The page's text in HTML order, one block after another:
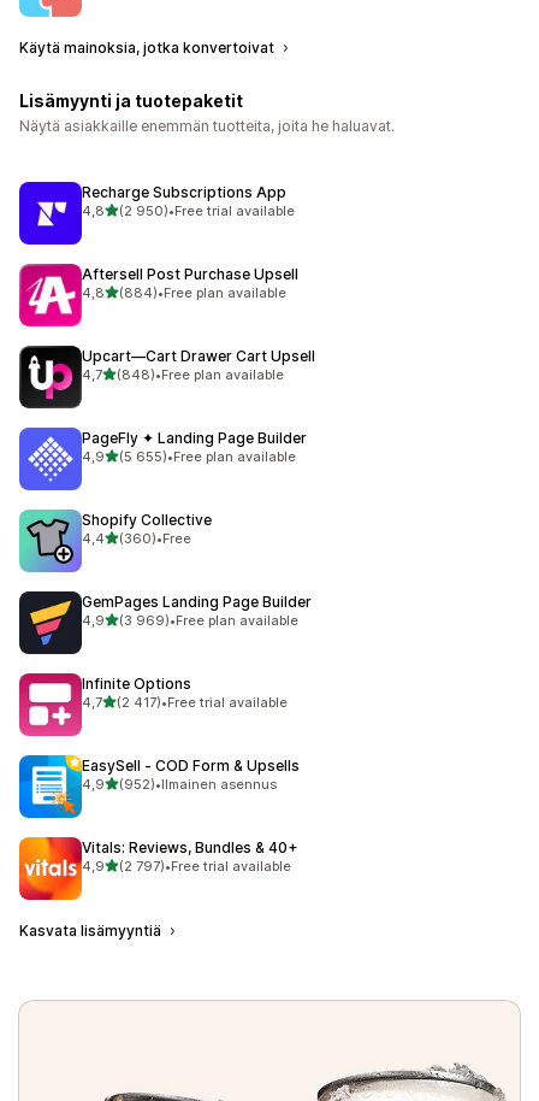
Käytä mainoksia, jotka konvertoivat
Lisämyynti ja tuotepaketit
Näytä asiakkaille enemmän tuotteita, joita he haluavat.
Recharge Subscriptions App
4,8/ 5 tähteä
(2 950)
2950 arvostelua yhteensä
•Free trial available
Aftersell Post Purchase Upsell
4,8/ 5 tähteä
(884)
884 arvostelua yhteensä
•Free plan available
Upcart—Cart Drawer Cart Upsell
4,7/ 5 tähteä
(848)
848 arvostelua yhteensä
•Free plan available
PageFly ✦ Landing Page Builder
4,9/ 5 tähteä
(5 655)
5655 arvostelua yhteensä
•Free plan available
Shopify Collective
4,4/ 5 tähteä
(360)
360 arvostelua yhteensä
•Free
GemPages Landing Page Builder
4,9/ 5 tähteä
(3 969)
3969 arvostelua yhteensä
•Free plan available
Infinite Options
4,7/ 5 tähteä
(2 417)
2417 arvostelua yhteensä
•Free trial available
EasySell ‑ COD Form & Upsells
4,9/ 5 tähteä
(952)
952 arvostelua yhteensä
•Ilmainen asennus
Vitals: Reviews, Bundles & 40+
4,9/ 5 tähteä
(2 797)
2797 arvostelua yhteensä
•Free trial available
Kasvata lisämyyntiä